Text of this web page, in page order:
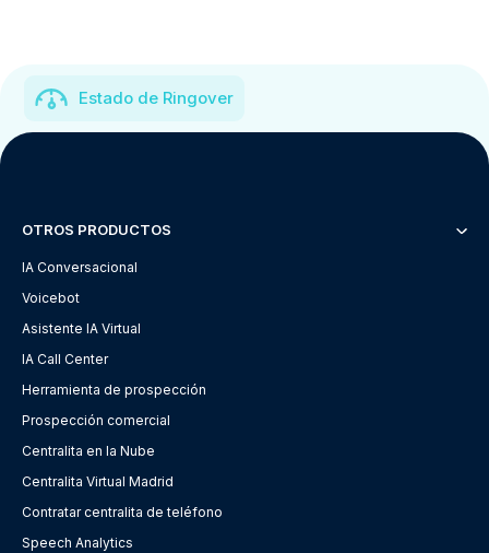
Estado de Ringover
OTROS PRODUCTOS
IA Conversacional
Voicebot
Asistente IA Virtual
IA Call Center
Herramienta de prospección
Prospección comercial
Centralita en la Nube
Centralita Virtual Madrid
Contratar centralita de teléfono
Speech Analytics